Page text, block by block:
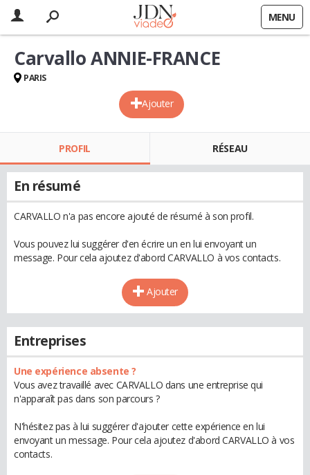
MENU
Ajouter
Carvallo ANNIE-FRANCE
PARIS
PROFIL RÉSEAU
En résumé
CARVALLO n'a pas encore ajouté de résumé à son profil.
Vous pouvez lui suggérer d'en écrire un en lui envoyant un
message. Pour cela ajoutez d'abord CARVALLO à vos contacts.
Ajouter
Entreprises
Une expérience absente ?
Vous avez travaillé avec CARVALLO dans une entreprise qui
n'apparaît pas dans son parcours ?
N'hésitez pas à lui suggérer d'ajouter cette expérience en lui
envoyant un message. Pour cela ajoutez d'abord CARVALLO à vos
contacts.